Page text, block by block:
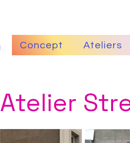
Concept Ateliers
Atelier